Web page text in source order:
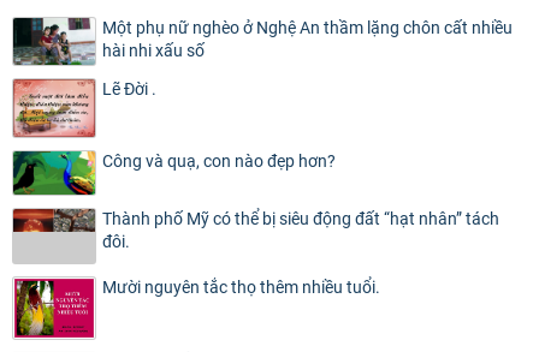
Một phụ nữ nghèo ở Nghệ An thầm lặng chôn cất nhiều
hài nhi xấu số
Lẽ Đời .
Công và quạ, con nào đẹp hơn?
Thành phố Mỹ có thể bị siêu động đất “hạt nhân” tách
đôi.
Mười nguyên tắc thọ thêm nhiều tuổi.